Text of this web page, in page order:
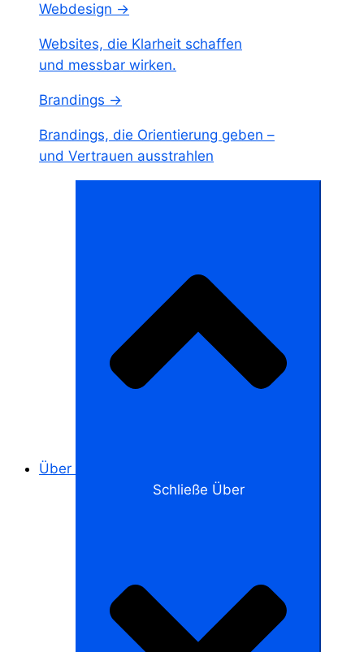
Webdesign →
Websites, die Klarheit schaffen
und messbar wirken.
Brandings →
Brandings, die Orientierung geben –
und Vertrauen ausstrahlen
Über
Schließe Über